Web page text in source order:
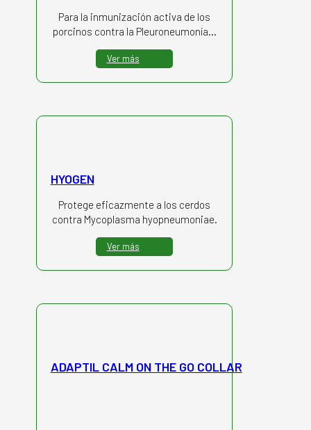
Para la inmunización activa de los
porcinos contra la Pleuroneumonía…
Ver más
HYOGEN
Protege eficazmente a los cerdos
contra Mycoplasma hyopneumoniae.
Ver más
ADAPTIL CALM ON THE GO COLLAR